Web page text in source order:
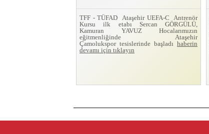
TFF - TÜFAD Ataşehir UEFA-C Antrenör
Kursu ilk etabı Sercan GÖRGÜLÜ,
Kamuran YAVUZ Hocalarımızın
eğitmenliğinde Ataşehir
Çamolukspor tesislerinde başladı haberin
devamı için tıklayın